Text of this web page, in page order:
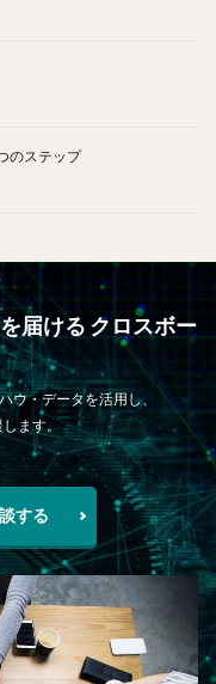
のステップ
届ける クロスボー
ウ・データを活用し、
します。
する